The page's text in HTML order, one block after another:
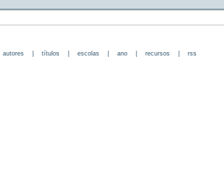
autores| títulos| escolas| ano| recursos| rss